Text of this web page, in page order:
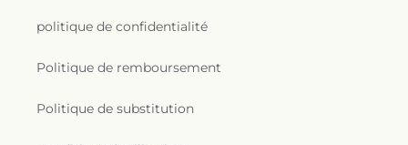
politique de confidentialité
Politique de remboursement
Politique de substitution